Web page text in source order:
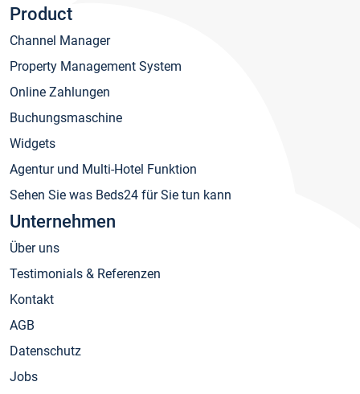
Product
Channel Manager
Property Management System
Online Zahlungen
Buchungsmaschine
Widgets
Agentur und Multi-Hotel Funktion
Sehen Sie was Beds24 für Sie tun kann
Unternehmen
Über uns
Testimonials & Referenzen
Kontakt
AGB
Datenschutz
Jobs